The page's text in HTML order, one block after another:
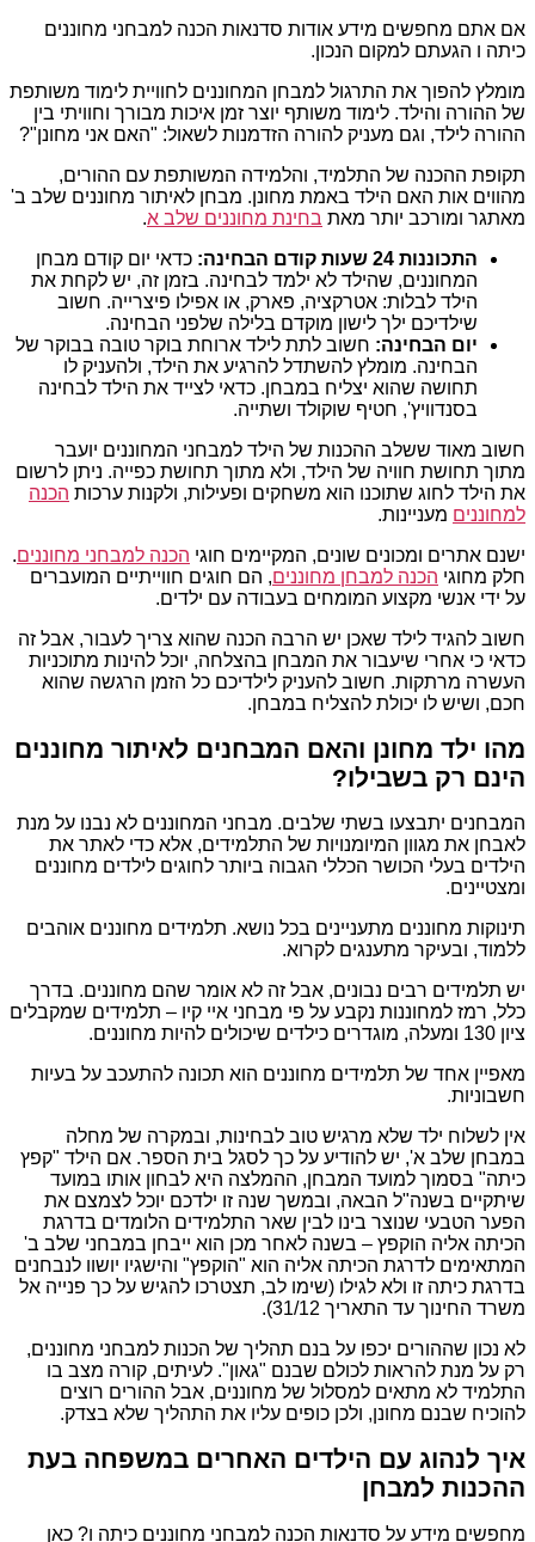
אם אתם מחפשים מידע אודות סדנאות הכנה למבחני מחוננים
כיתה ו הגעתם למקום הנכון.
מומלץ להפוך את התרגול למבחן המחוננים לחוויית לימוד משותפת
של ההורה והילד. לימוד משותף יוצר זמן איכות מבורך וחוויתי בין
ההורה לילד, וגם מעניק להורה הזדמנות לשאול: "האם אני מחונן"?
תקופת ההכנה של התלמיד, והלמידה המשותפת עם ההורים,
מהווים אות האם הילד באמת מחונן. מבחן לאיתור מחוננים שלב ב'
מאתגר ומורכב יותר מאת בחינת מחוננים שלב א.
התכוננות 24 שעות קודם הבחינה:
כדאי יום קודם מבחן
המחוננים, שהילד לא ילמד לבחינה. בזמן זה, יש לקחת את
הילד לבלות: אטרקציה, פארק, או אפילו פיצרייה. חשוב
שילדיכם ילך לישון מוקדם בלילה שלפני הבחינה.
יום הבחינה: חשוב לתת לילד ארוחת בוקר טובה בבוקר של
הבחינה. מומלץ להשתדל להרגיע את הילד, ולהעניק לו
תחושה שהוא יצליח במבחן. כדאי לצייד את הילד לבחינה
בסנדוויץ', חטיף שוקולד ושתייה.
חשוב מאוד ששלב ההכנות של הילד למבחני המחוננים יועבר
מתוך תחושת חוויה של הילד, ולא מתוך תחושת כפייה. ניתן לרשום
את הילד לחוג שתוכנו הוא משחקים ופעילות, ולקנות ערכות הכנה
למחוננים מעניינות.
ישנם אתרים ומכונים שונים, המקיימים חוגי הכנה למבחני מחוננים.
חלק מחוגי הכנה למבחן מחוננים, הם חוגים חווייתיים המועברים
על ידי אנשי מקצוע המומחים בעבודה עם ילדים.
חשוב להגיד לילד שאכן יש הרבה הכנה שהוא צריך לעבור, אבל זה
כדאי כי אחרי שיעבור את המבחן בהצלחה, יוכל להינות מתוכניות
העשרה מרתקות. חשוב להעניק לילדיכם כל הזמן הרגשה שהוא
חכם, ושיש לו יכולת להצליח במבחן.
מהו ילד מחונן והאם המבחנים לאיתור מחוננים
הינם רק בשבילו?
המבחנים יתבצעו בשתי שלבים. מבחני המחוננים לא נבנו על מנת
לאבחן את מגוון המיומנויות של התלמידים, אלא כדי לאתר את
הילדים בעלי הכושר הכללי הגבוה ביותר לחוגים לילדים מחוננים
ומצטיינים.
תינוקות מחוננים מתעניינים בכל נושא. תלמידים מחוננים אוהבים
ללמוד, ובעיקר מתענגים לקרוא.
יש תלמידים רבים נבונים, אבל זה לא אומר שהם מחוננים. בדרך
כלל, רמז למחוננות נקבע על פי מבחני איי קיו – תלמידים שמקבלים
ציון 130 ומעלה, מוגדרים כילדים שיכולים להיות מחוננים.
מאפיין אחד של תלמידים מחוננים הוא תכונה להתעכב על בעיות
חשבוניות.
אין לשלוח ילד שלא מרגיש טוב לבחינות, ובמקרה של מחלה
במבחן שלב א', יש להודיע על כך לסגל בית הספר. אם הילד "קפץ
כיתה" בסמוך למועד המבחן, ההמלצה היא לבחון אותו במועד
שיתקיים בשנה"ל הבאה, ובמשך שנה זו ילדכם יוכל לצמצם את
הפער הטבעי שנוצר בינו לבין שאר התלמידים הלומדים בדרגת
הכיתה אליה הוקפץ – בשנה לאחר מכן הוא ייבחן במבחני שלב ב'
המתאימים לדרגת הכיתה אליה הוא "הוקפץ" והישגיו יושוו לנבחנים
בדרגת כיתה זו ולא לגילו (שימו לב, תצטרכו להגיש על כך פנייה אל
משרד החינוך עד התאריך 31/12).
לא נכון שההורים יכפו על בנם תהליך של הכנות למבחני מחוננים,
רק על מנת להראות לכולם שבנם "גאון". לעיתים, קורה מצב בו
התלמיד לא מתאים למסלול של מחוננים, אבל ההורים רוצים
להוכיח שבנם מחונן, ולכן כופים עליו את התהליך שלא בצדק.
איך לנהוג עם הילדים האחרים במשפחה בעת
ההכנות למבחן
מחפשים מידע על סדנאות הכנה למבחני מחוננים כיתה ו? כאן